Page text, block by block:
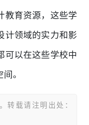
教育资源，这些学
计领域的实力和影
可以在这些学校中
。
转载请注明出处：